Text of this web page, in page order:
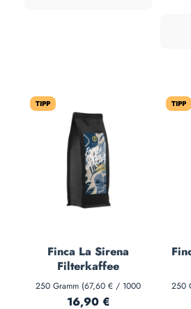
TIPP
Finca La Sirena
Filterkaffee
250 Gramm (67,60 € / 1000
Gramm)
Regulärer Preis:
16,90 €
TIPP
250